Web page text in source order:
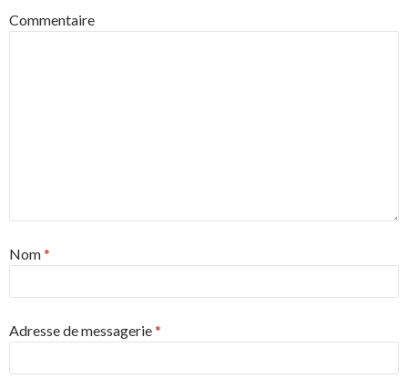
Commentaire
Nom*
Adresse de messagerie*